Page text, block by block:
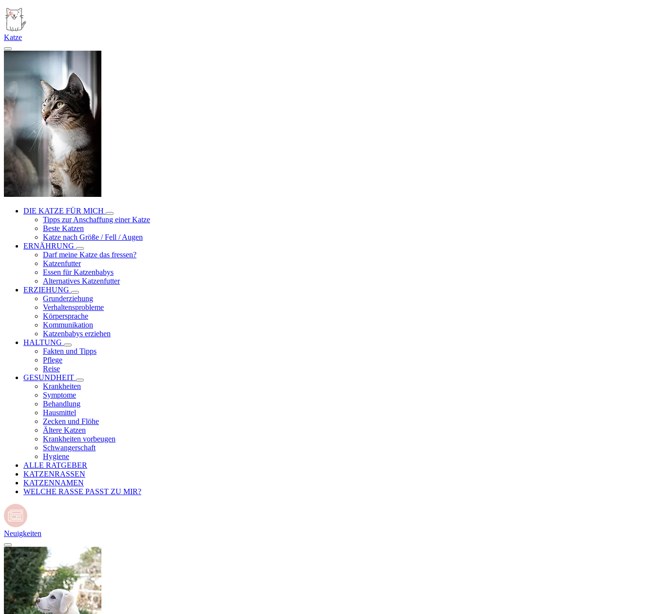
Katze
DIE KATZE FÜR MICH
Tipps zur Anschaffung einer Katze
Beste Katzen
Katze nach Größe / Fell / Augen
ERNÄHRUNG
Darf meine Katze das fressen?
Katzenfutter
Essen für Katzenbabys
Alternatives Katzenfutter
ERZIEHUNG
Grunderziehung
Verhaltensprobleme
Körpersprache
Kommunikation
Katzenbabys erziehen
HALTUNG
Fakten und Tipps
Pflege
Reise
GESUNDHEIT
Krankheiten
Symptome
Behandlung
Hausmittel
Zecken und Flöhe
Ältere Katzen
Krankheiten vorbeugen
Schwangerschaft
Hygiene
ALLE RATGEBER
KATZENRASSEN
KATZENNAMEN
WELCHE RASSE PASST ZU MIR?
Neuigkeiten